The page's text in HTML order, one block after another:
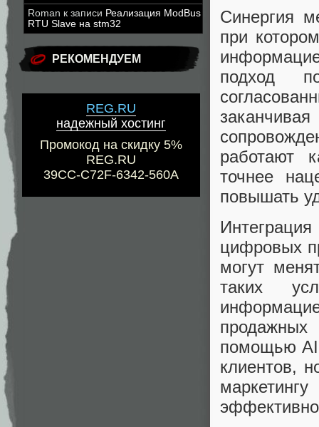
Roman к записи Реализация ModBus
RTU Slave на stm32
РЕКОМЕНДУЕМ
REG.RU
надежный хостинг
Промокод на скидку 5%
REG.RU
39CC-C72F-6342-560A
Синергия
при
подход
работают
точнее
повышать
цифровых
могут
таких
продажных
помощью AI
клиентов,